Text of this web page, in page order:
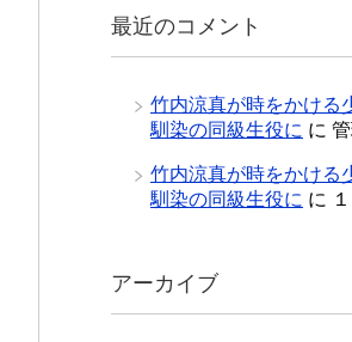
最近のコメント
竹内涼真が時をかける
馴染の同級生役に に
竹内涼真が時をかける
馴染の同級生役に に
アーカイブ